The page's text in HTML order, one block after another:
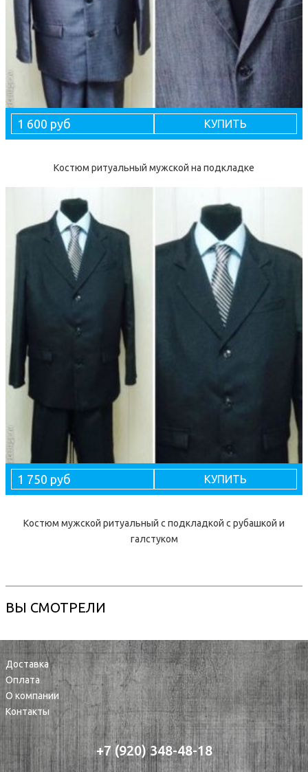
1 600 руб КУПИТЬ
Костюм ритуальный мужской на подкладке
1 750 руб КУПИТЬ
Костюм мужской ритуальный с подкладкой с рубашкой и
галстуком
ВЫ СМОТРЕЛИ
Доставка
Оплата
О компании
Контакты
+7 (920) 348-48-18